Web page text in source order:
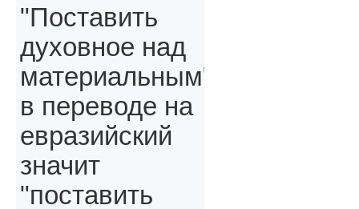
"Поставить
духовное над
материальным"
в переводе на
евразийский
значит
"поставить